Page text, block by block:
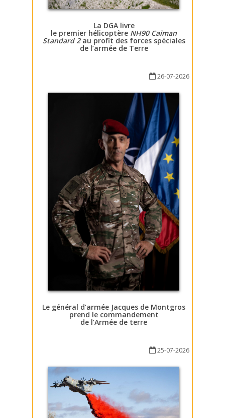
La DGA livre
le premier hélicoptère NH90 Caïman
Standard 2au profit des forces spéciales
de l’armée de Terre
26-07-2026
Le général d’armée Jacques de Montgros
prend le commandement
de l’Armée de terre
25-07-2026